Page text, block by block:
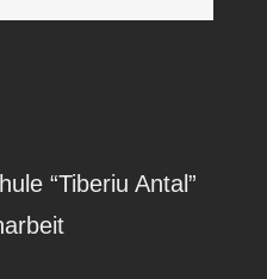
“Tiberiu Antal”